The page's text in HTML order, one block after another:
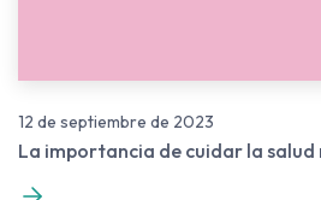
12 de septiembre de 2023
La importancia de cuidar la